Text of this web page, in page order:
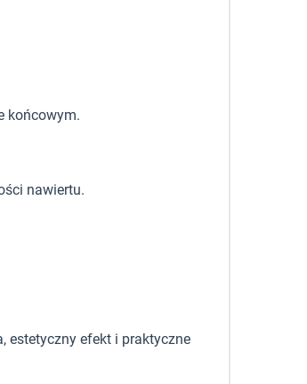
końcowym.
nawiertu.
estetyczny efekt i praktyczne